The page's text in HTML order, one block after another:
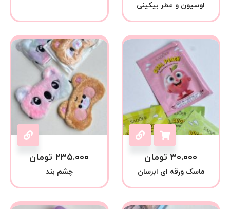
لوسیون و عطر بیکینی
۳۰.۰۰۰ تومان
ماسک ورقه ای ابرسان
۲۳۵.۰۰۰ تومان
چشم بند